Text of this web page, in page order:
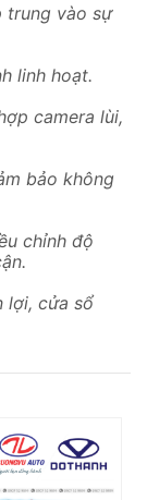
trung vào sự
linh hoạt.
camera lùi,
bảo không
chỉnh độ
lợi, cửa sổ